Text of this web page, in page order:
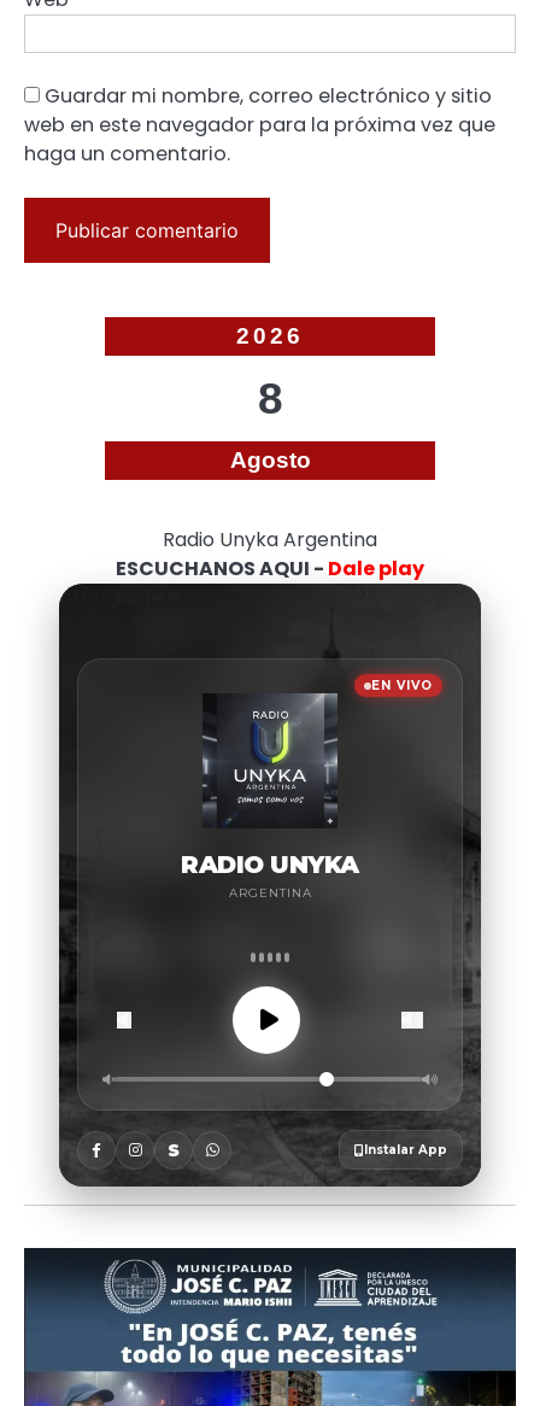
Guardar mi nombre, correo electrónico y sitio
web en este navegador para la próxima vez que
haga un comentario.
2026
8
Agosto
Radio Unyka Argentina
ESCUCHANOS AQUI - Dale play